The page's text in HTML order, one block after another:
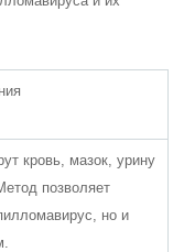
кровь, мазок, урину
позволяет
но и